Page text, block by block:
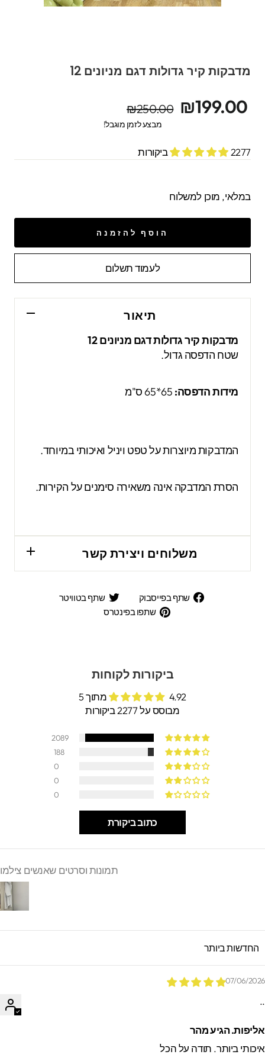
מדבקות קיר גדולות דגם מניונים 12
מחיר
מקורי
מחיר
מבצע
₪199.00
₪250.00
מבצע לזמן מוגבל!
2277 ביקורות
במלאי, מוכן למשלוח
הוסף להזמנה
לעמוד תשלום
תיאור
מדבקות קיר גדולות דגם מניונים 12
שטח הדפסה גדול.
מידות הדפסה:65*65 ס"מ
המדבקות מיוצרות על טפט ויניל ואיכותי במיוחד.
הסרת המדבקה אינה משאירה סימנים על הקירות.
משלוחים ויצירת קשר
שתף בפייסבוק
שתף
בפייסבוק
שתף בטוויטר
שתפו בפינטרס
ביקורות לקוחות
4.92 מתוך 5
מבוסס על 2277 ביקורות
2089
188
0
0
0
כתוב ביקורת
תמונות וסרטים שאנשים צילמו
SORT
07/06/
הגיע מהר
ביותר. תודה על הכל